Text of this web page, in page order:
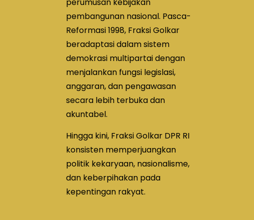
pembangunan nasional. Pasca-
Reformasi 1998, Fraksi Golkar
beradaptasi dalam sistem
demokrasi multipartai dengan
menjalankan fungsi legislasi,
anggaran, dan pengawasan
secara lebih terbuka dan
akuntabel.
Hingga kini, Fraksi Golkar DPR RI
konsisten memperjuangkan
politik kekaryaan, nasionalisme,
dan keberpihakan pada
kepentingan rakyat.